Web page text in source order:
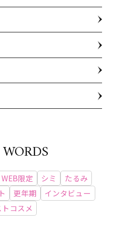
WEB限定 シミ
たるみ
更年期
インタビュー
コスメ